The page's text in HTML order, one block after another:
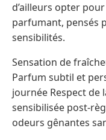
d’ailleurs opter
parfumant, pensés
sensibilités.
Sensation de
Parfum subtil et
journée Respect de
sensibilisée post-
odeurs gênantes